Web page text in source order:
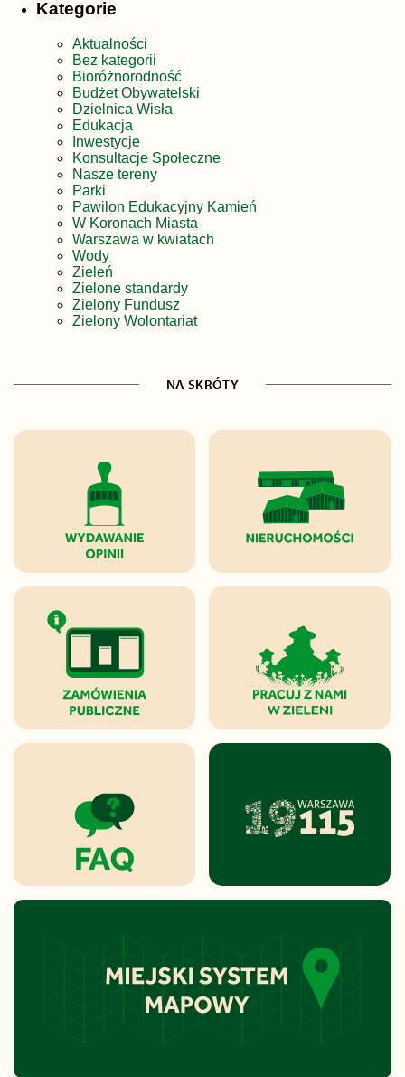
Kategorie
Aktualności
Bez kategorii
Bioróżnorodność
Budżet Obywatelski
Dzielnica Wisła
Edukacja
Inwestycje
Konsultacje Społeczne
Nasze tereny
Parki
Pawilon Edukacyjny Kamień
W Koronach Miasta
Warszawa w kwiatach
Wody
Zieleń
Zielone standardy
Zielony Fundusz
Zielony Wolontariat
NA SKRÓTY